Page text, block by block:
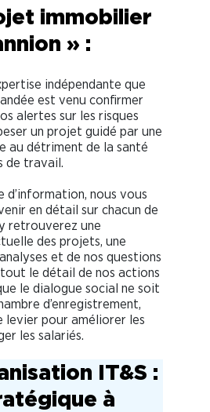
immobilier
» :
indépendante que
est venu confirmer
alertes sur les risques
un projet guidé par une
au détriment de la santé
de travail.
d’information, nous vous
en détail sur chacun de
retrouverez une
des projets, une
et de nos questions
le détail de nos actions
le dialogue social ne soit
d’enregistrement,
levier pour améliorer les
les salariés.
IT&S :
à